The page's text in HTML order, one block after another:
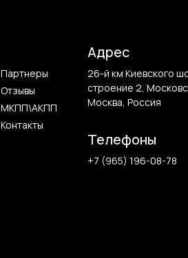
Партнеры
Отзывы
МКПП\АКПП
Контакты
Адрес
26-й км Киевского
строение 2,
Москва, Россия
Телефоны
+7 (965) 196-08-78